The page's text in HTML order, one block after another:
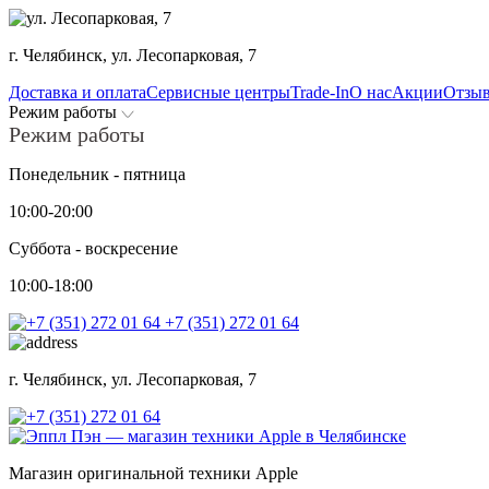
г. Челябинск, ул. Лесопарковая, 7
Доставка и оплатаСервисные центрыTrade-InО насАкции
Режим работы
Режим работы
Понедельник - пятница
10:00-20:00
Суббота - воскресение
10:00-18:00
+7 (351) 272 01 64
г. Челябинск, ул. Лесопарковая, 7
Магазин оригинальной техники Apple